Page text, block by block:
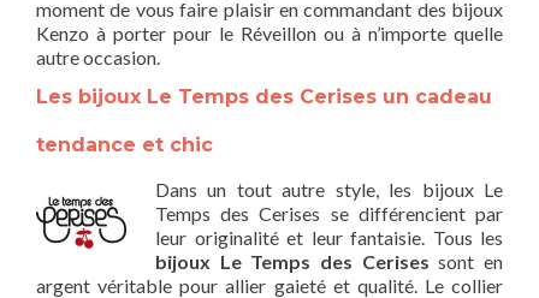
moment de vous faire plaisir en commandant des bijoux
Kenzo à porter pour le Réveillon ou à n’importe quelle
autre occasion.
Les bijoux Le Temps des Cerises un cadeau
tendance et chic
Dans un tout autre style, les bijoux Le
Temps des Cerises se différencient par
leur originalité et leur fantaisie. Tous les
bijoux Le Temps des Cerises sont en
argent véritable pour allier gaieté et qualité. Le collier